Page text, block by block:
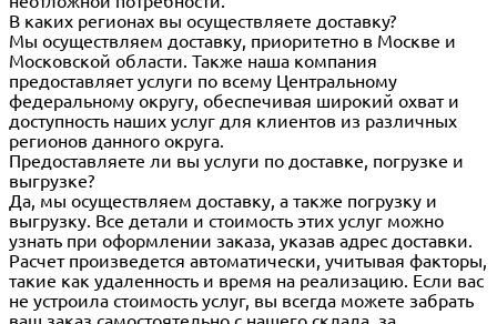
В каких регионах вы осуществляете доставку?
Мы осуществляем доставку, приоритетно в Москве и
Московской области. Также наша компания
предоставляет услуги по всему Центральному
федеральному округу, обеспечивая широкий охват и
доступность наших услуг для клиентов из различных
регионов данного округа.
Предоставляете ли вы услуги по доставке, погрузке и
выгрузке?
Да, мы осуществляем доставку, а также погрузку и
выгрузку. Все детали и стоимость этих услуг можно
узнать при оформлении заказа, указав адрес доставки.
Расчет произведется автоматически, учитывая факторы,
такие как удаленность и время на реализацию. Если вас
не устроила стоимость услуг, вы всегда можете забрать